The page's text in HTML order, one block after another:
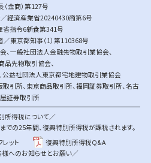
（金商）第127号
経済産業省20240430商第6号
省指令6新食第341号
東京都知事（1）第110368号
、 一般社団法人金融先物取引業協会、
品先物取引協会、
公益社団法人東京都宅地建物取引業協会
取引所、 東京商品取引所、福岡証券取引所、名古
屋証券取引所
所得税について／
の25年間、復興特別所得税が課税されます。
ット
復興特別所得税Q&A
へのお知らせとお願い／